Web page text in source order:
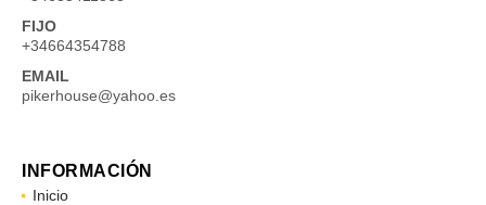
FIJO
+34664354788
EMAIL
pikerhouse@yahoo.es
INFORMACIÓN
Inicio